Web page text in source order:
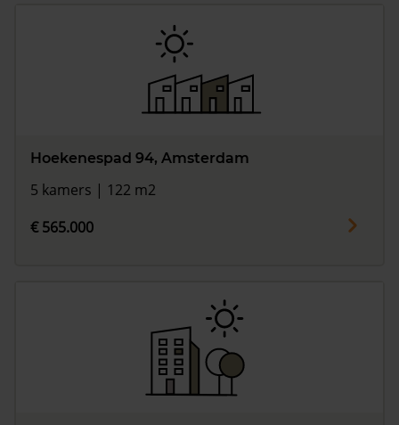
Hoekenespad 94, Amsterdam
5 kamers | 122 m2
€ 565.000